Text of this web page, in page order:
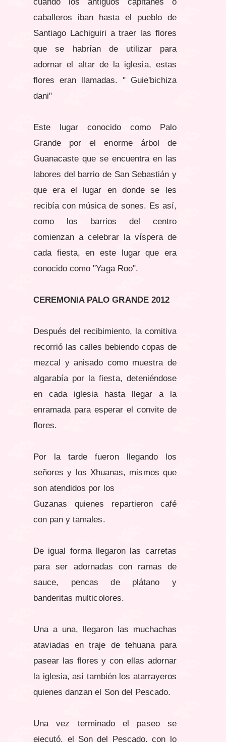
caballeros iban hasta el pueblo de
Santiago Lachiguiri a traer las flores
que se habrían de utilizar para
adornar el altar de la iglesia, estas
flores eran llamadas. " Guie'bichiza
dani"
Este lugar conocido como Palo
Grande por el enorme árbol de
Guanacaste que se encuentra en las
labores del barrio de San Sebastián y
que era el lugar en donde se les
recibía con música de sones. Es así,
como los barrios del centro
comienzan a celebrar la víspera de
cada fiesta, en este lugar que era
conocido como "Yaga Roo".
CEREMONIA PALO GRANDE 2012
Después del recibimiento, la comitiva
recorrió las calles bebiendo copas de
mezcal y anisado como muestra de
algarabía por la fiesta, deteniéndose
en cada iglesia hasta llegar a la
enramada para esperar el convite de
flores.
Por la tarde fueron llegando los
señores y los Xhuanas, mismos que
son atendidos por los
Guzanas quienes repartieron café
con pan y tamales.
De igual forma llegaron las carretas
para ser adornadas con ramas de
sauce, pencas de plátano y
banderitas multicolores.
Una a una, llegaron las muchachas
ataviadas en traje de tehuana para
pasear las flores y con ellas adornar
la iglesia, así también los atarrayeros
quienes danzan el Son del Pescado.
Una vez terminado el paseo se
ejecutó, el Son del Pescado, con lo